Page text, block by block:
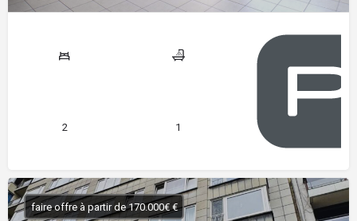
2 1
faire offre à partir de 170.000€ €